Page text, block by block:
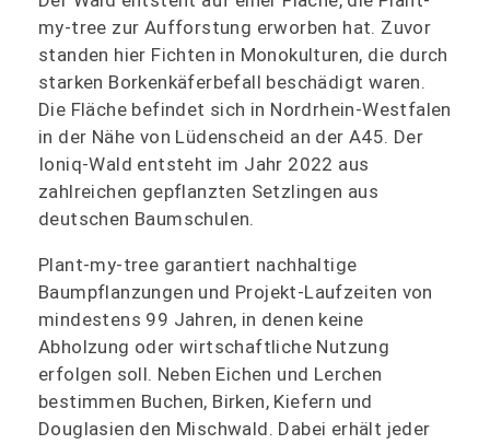
my-tree zur Aufforstung erworben hat. Zuvor
standen hier Fichten in Monokulturen, die durch
starken Borkenkäferbefall beschädigt waren.
Die Fläche befindet sich in Nordrhein-Westfalen
in der Nähe von Lüdenscheid an der A45. Der
Ioniq-Wald entsteht im Jahr 2022 aus
zahlreichen gepflanzten Setzlingen aus
deutschen Baumschulen.
Plant-my-tree garantiert nachhaltige
Baumpflanzungen und Projekt-Laufzeiten von
mindestens 99 Jahren, in denen keine
Abholzung oder wirtschaftliche Nutzung
erfolgen soll. Neben Eichen und Lerchen
bestimmen Buchen, Birken, Kiefern und
Douglasien den Mischwald. Dabei erhält jeder